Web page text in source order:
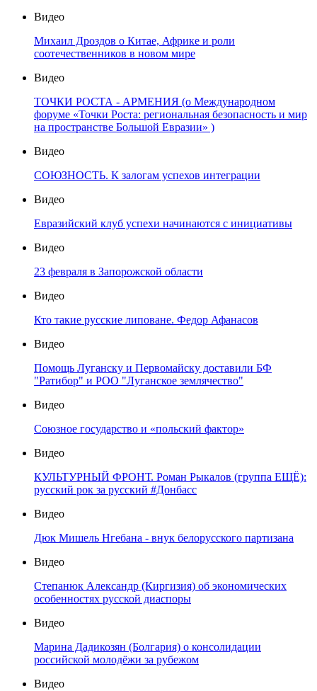
Видео
Михаил Дроздов о Китае, Африке и роли
соотечественников в новом мире
Видео
ТОЧКИ РОСТА - АРМЕНИЯ (о Международном
форуме «Точки Роста: региональная безопасность и мир
на пространстве Большой Евразии» )
Видео
СОЮЗНОСТЬ. К залогам успехов интеграции
Видео
Евразийский клуб успехи начинаются с инициативы
Видео
23 февраля в Запорожской области
Видео
Кто такие русские липоване. Федор Афанасов
Видео
Помощь Луганску и Первомайску доставили БФ
"Ратибор" и РОО "Луганское землячество"
Видео
Союзное государство и «польский фактор»
Видео
КУЛЬТУРНЫЙ ФРОНТ. Роман Рыкалов (группа ЕЩЁ):
русский рок за русский #Донбасс
Видео
Дюк Мишель Нгебана - внук белорусского партизана
Видео
Степанюк Александр (Киргизия) об экономических
особенностях русской диаспоры
Видео
Марина Дадикозян (Болгария) о консолидации
российской молодёжи за рубежом
Видео